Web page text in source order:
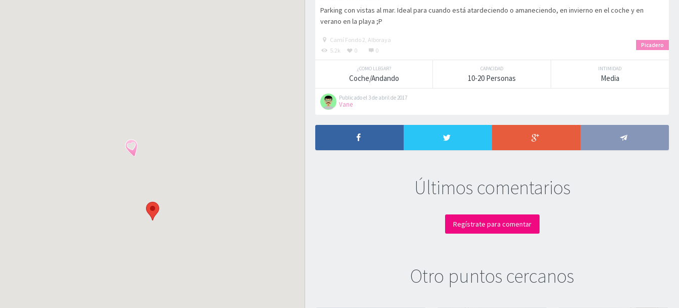
Parking con vistas al mar. Ideal para cuando está atardeciendo o amaneciendo, en invierno en el coche y en
verano en la playa ;P
Picadero
Camí Fondo 2, Alboraya
5.2k
0 0
¿COMO LLEGAR?
Coche/Andando
CAPACIDAD
10-20 Personas
INTIMIDAD
Media
Publicado el 3 de abril de 2017
Vane
Últimos comentarios
Regístrate para comentar
Otro puntos cercanos